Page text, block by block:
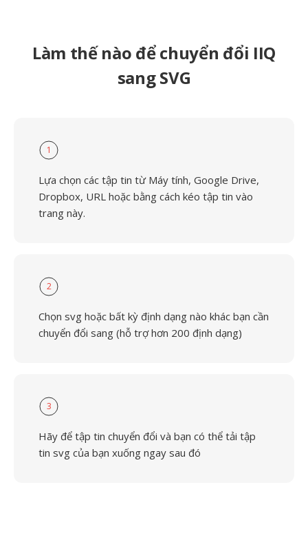
Làm thế nào để chuyển đổi IIQ
sang SVG
1
Lựa chọn các tập tin từ Máy tính, Google Drive,
Dropbox, URL hoặc bằng cách kéo tập tin vào
trang này.
2
Chọn svg hoặc bất kỳ định dạng nào khác bạn cần
chuyển đổi sang (hỗ trợ hơn 200 định dạng)
3
Hãy để tập tin chuyển đổi và bạn có thể tải tập
tin svg của bạn xuống ngay sau đó